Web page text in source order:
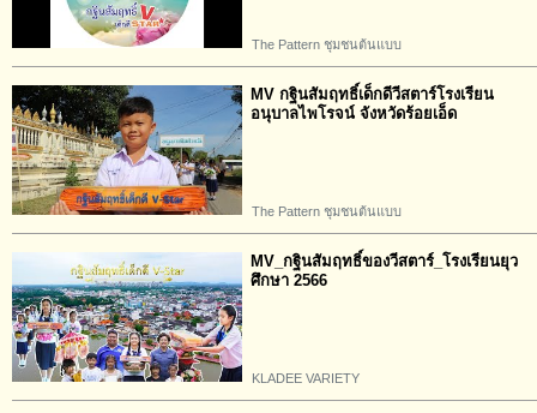
The Pattern ชุมชนต้นแบบ
MV กฐินสัมฤทธิ์เด็กดีวีสตาร์โรงเรียน
อนุบาลไพโรจน์ จังหวัดร้อยเอ็ด
The Pattern ชุมชนต้นแบบ
MV_กฐินสัมฤทธิ์ของวีสตาร์_โรงเรียนยุว
ศึกษา 2566
KLADEE VARIETY